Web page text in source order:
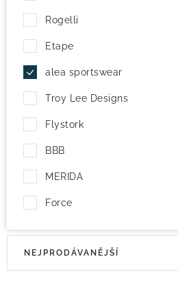
Rogelli
Etape
alea sportswear
Troy Lee Designs
Flystork
BBB
MERIDA
Force
V
Ř
NEJPRODÁVANĚJŠÍ